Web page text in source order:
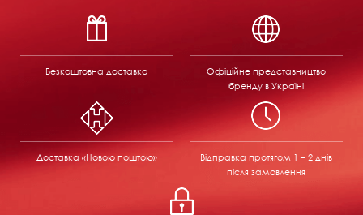
Безкоштовна доставка
Офіційне представництво
бренду в Україні
Доставка «Новою поштою» Відправка протягом 1 – 2 днів
після замовлення